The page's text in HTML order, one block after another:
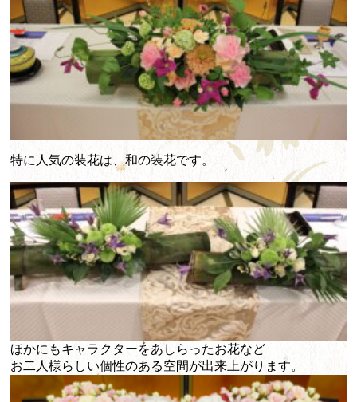
特に人気の装花は、和の装花です。
ほかにもキャラクターをあしらったお花など
お二人様らしい個性のある空間が出来上がります。